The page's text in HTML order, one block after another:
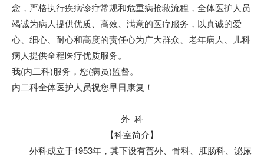
念，严格执行疾病诊疗常规和危重病抢救流程，全体医护人员
竭诚为病人提供优质、高效、满意的医疗服务，以真诚的爱
心、细心、耐心和高度的责任心为广大群众、老年病人、儿科
病人提供全程医疗优质服务。
我(内二科)服务，您(病员)监督。
内二科全体医护人员祝您早日康复！
外 科
【科室简介】
外科成立于1953年，其下设有普外、骨科、肛肠科、泌尿